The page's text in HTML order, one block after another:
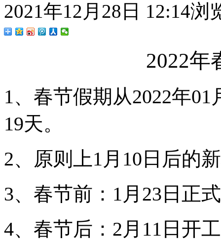
2021年12月28日 12:14浏
2022年
1、春节假期从2022年01
19天。
2、原则上1月10日后的
3、春节前：1月23日正
4、春节后：2月11日开